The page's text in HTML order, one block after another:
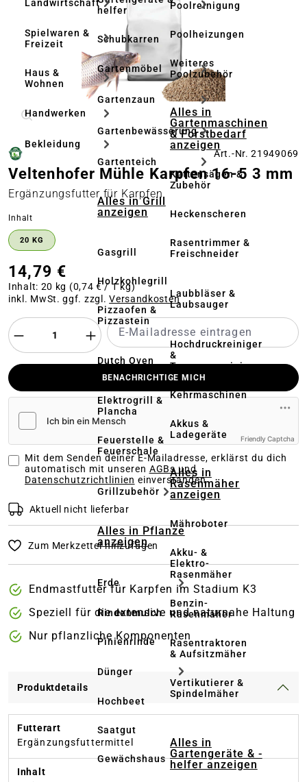
Landwirtschaft
Spielwaren &
Freizeit
Haus &
Wohnen
Handwerken
Bekleidung
helfer
Schubkarren
Gartenmöbel
Gartenzaun
Gartenbewässerung
Gartenteich
Alles in Grill
anzeigen
Gasgrill
Holzkohlegrill
Pizzaofen &
Pizzastein
Dutch Oven
Elektrogrill &
Plancha
Feuerstelle &
Feuerschale
Grillzubehör
Alles in Pflanze
anzeigen
Erde
Rindenmulch
Pinienrinde
Dünger
Hochbeet
Saatgut
Gewächshaus
Poolreinigung
Poolheizungen
Weiteres
Poolzubehör
Alles in
Gartenmaschinen
& Forstbedarf
anzeigen
Kettensägen &
Zubehör
Heckenscheren
Rasentrimmer &
Freischneider
Laubbläser &
Laubsauger
Hochdruckreiniger
&
Terrassenreinigung
Kehrmaschinen
Akkus &
Ladegeräte
Alles in
Rasenmäher
anzeigen
Mähroboter
Akku- &
Elektro-
Rasenmäher
Benzin-
Rasenmäher
Rasentraktoren
& Aufsitzmäher
Vertikutierer &
Spindelmäher
Alles in
Gartengeräte & -
helfer anzeigen
Art.-Nr. 21949069
Veltenhofer Mühle Karpfen 16-5 3 mm
Ergänzungsfutter für Karpfen
Inhalt
20 KG
14,79 €
Inhalt: 20 kg (0,74 € / 1 kg)
inkl. MwSt. ggf. zzgl.Versandkosten
BENACHRICHTIGE MICH
Friendly Captcha
Mit dem Senden deiner E-Mailadresse, erklärst du dich
automatisch mit unseren AGBs und
Datenschutzrichtlinien einverstanden
Aktuell nicht lieferbar
Zum Merkzettel hinzufügen
Endmastfutter für Karpfen im Stadium K3
Speziell für die extensive und naturnahe Haltung
Nur pflanzliche Komponenten
Produktdetails
Futterart
Ergänzungsfuttermittel
Inhalt